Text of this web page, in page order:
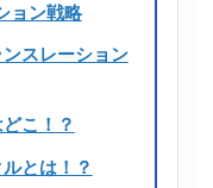
ョン戦略
スレーション
こ！？
とは！？